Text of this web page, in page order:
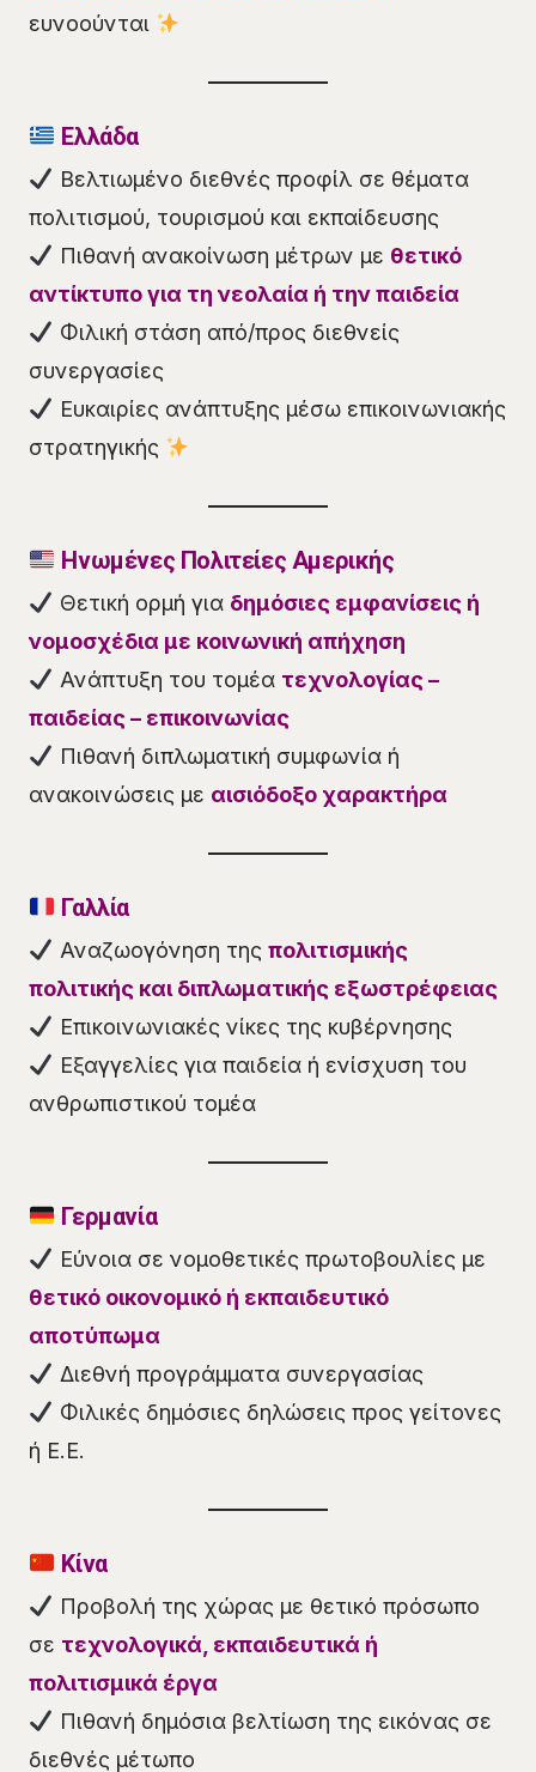
ευνοούνται
Ελλάδα
Βελτιωμένο διεθνές προφίλ σε θέματα
πολιτισμού, τουρισμού και εκπαίδευσης
Πιθανή ανακοίνωση μέτρων με θετικό
αντίκτυπο για τη νεολαία ή την παιδεία
Φιλική στάση από/προς διεθνείς
συνεργασίες
Ευκαιρίες ανάπτυξης μέσω επικοινωνιακής
στρατηγικής
Ηνωμένες Πολιτείες Αμερικής
Θετική ορμή για δημόσιες εμφανίσεις ή
νομοσχέδια με κοινωνική απήχηση
Ανάπτυξη του τομέα τεχνολογίας –
παιδείας – επικοινωνίας
Πιθανή διπλωματική συμφωνία ή
ανακοινώσεις με αισιόδοξο χαρακτήρα
Γαλλία
Αναζωογόνηση της πολιτισμικής
πολιτικής και διπλωματικής εξωστρέφειας
Επικοινωνιακές νίκες της κυβέρνησης
Εξαγγελίες για παιδεία ή ενίσχυση του
ανθρωπιστικού τομέα
Γερμανία
Εύνοια σε νομοθετικές πρωτοβουλίες με
θετικό οικονομικό ή εκπαιδευτικό
αποτύπωμα
Διεθνή προγράμματα συνεργασίας
Φιλικές δημόσιες δηλώσεις προς γείτονες
ή Ε.Ε.
Κίνα
Προβολή της χώρας με θετικό πρόσωπο
σε τεχνολογικά, εκπαιδευτικά ή
πολιτισμικά έργα
Πιθανή δημόσια βελτίωση της εικόνας σε
διεθνές μέτωπο